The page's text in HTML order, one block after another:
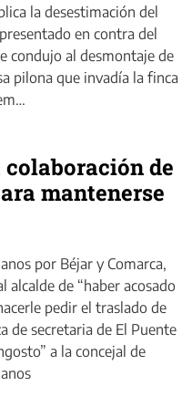
la desestimación del
en contra del
condujo al desmontaje de
pilona que invadía la finca
de
mantenerse
por Béjar y Comarca,
alcalde de “haber acosado
pedir el traslado de
de secretaria de El Puente
a la concejal de